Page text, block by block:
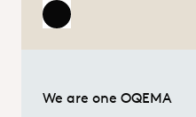
Read more
We are one OQEMA